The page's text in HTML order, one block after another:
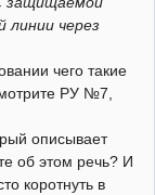
линии через
чего такие
РУ №7,
описывает
об этом речь? И
коротнуть в